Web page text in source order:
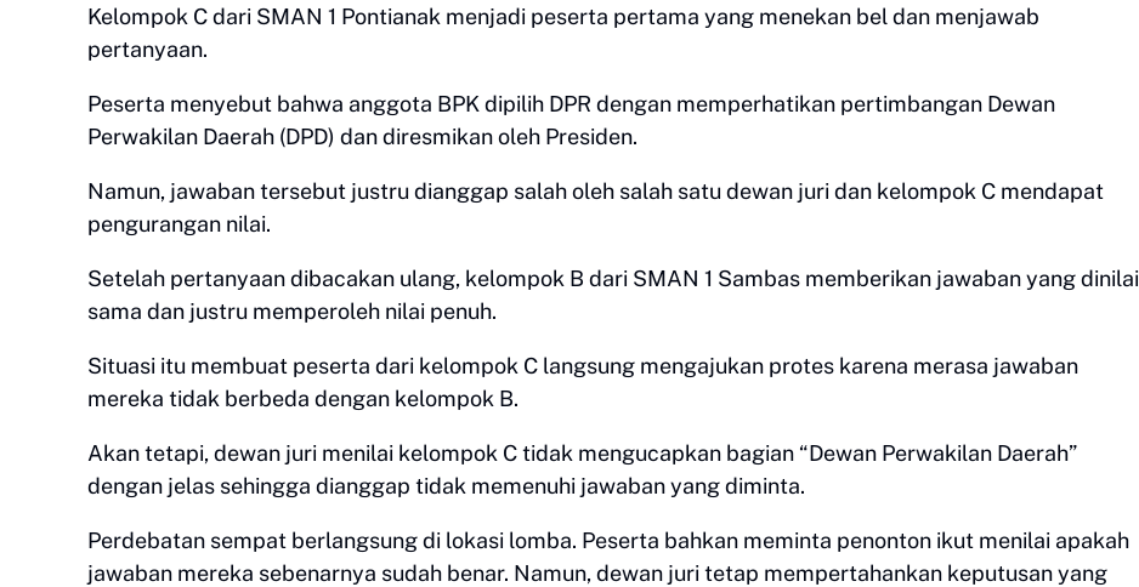
Kelompok C dari SMAN 1 Pontianak menjadi peserta pertama yang menekan bel dan menjawab
pertanyaan.
Peserta menyebut bahwa anggota BPK dipilih DPR dengan memperhatikan pertimbangan Dewan
Perwakilan Daerah (DPD) dan diresmikan oleh Presiden.
Namun, jawaban tersebut justru dianggap salah oleh salah satu dewan juri dan kelompok C mendapat
pengurangan nilai.
Setelah pertanyaan dibacakan ulang, kelompok B dari SMAN 1 Sambas memberikan jawaban yang dinilai
sama dan justru memperoleh nilai penuh.
Situasi itu membuat peserta dari kelompok C langsung mengajukan protes karena merasa jawaban
mereka tidak berbeda dengan kelompok B.
Akan tetapi, dewan juri menilai kelompok C tidak mengucapkan bagian “Dewan Perwakilan Daerah”
dengan jelas sehingga dianggap tidak memenuhi jawaban yang diminta.
Perdebatan sempat berlangsung di lokasi lomba. Peserta bahkan meminta penonton ikut menilai apakah
jawaban mereka sebenarnya sudah benar. Namun, dewan juri tetap mempertahankan keputusan yang